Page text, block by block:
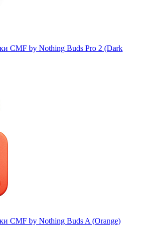
CMF by Nothing Buds Pro 2 (Dark
CMF by Nothing Buds A (Orange)